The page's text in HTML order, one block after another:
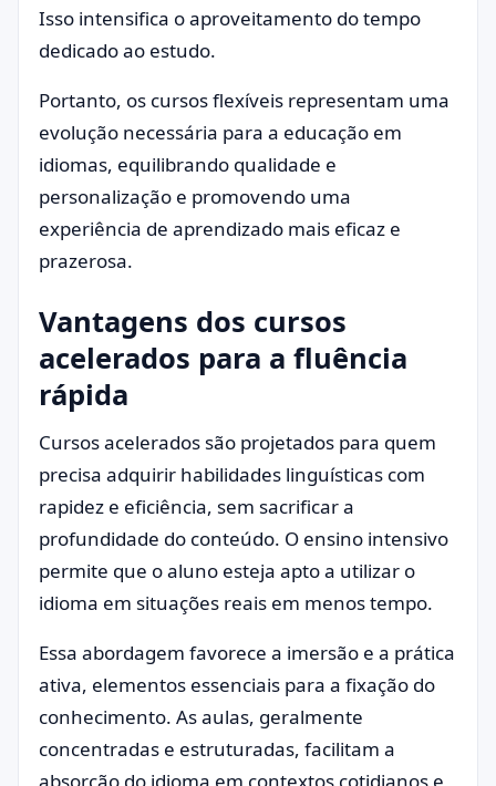
Isso intensifica o aproveitamento do tempo
dedicado ao estudo.
Portanto, os cursos flexíveis representam uma
evolução necessária para a educação em
idiomas, equilibrando qualidade e
personalização e promovendo uma
experiência de aprendizado mais eficaz e
prazerosa.
Vantagens dos cursos
acelerados para a fluência
rápida
Cursos acelerados são projetados para quem
precisa adquirir habilidades linguísticas com
rapidez e eficiência, sem sacrificar a
profundidade do conteúdo. O ensino intensivo
permite que o aluno esteja apto a utilizar o
idioma em situações reais em menos tempo.
Essa abordagem favorece a imersão e a prática
ativa, elementos essenciais para a fixação do
conhecimento. As aulas, geralmente
concentradas e estruturadas, facilitam a